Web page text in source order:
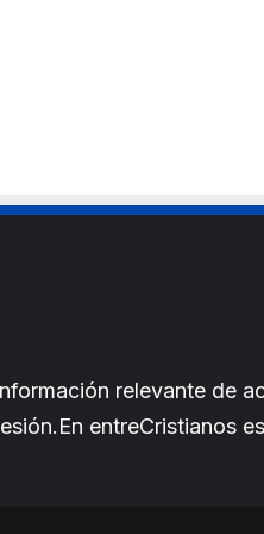
relevante de
entreCristianos